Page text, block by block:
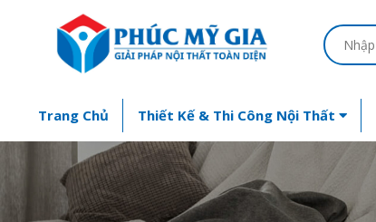
Trang Chủ Thiết Kế & Thi Công Nội Thất